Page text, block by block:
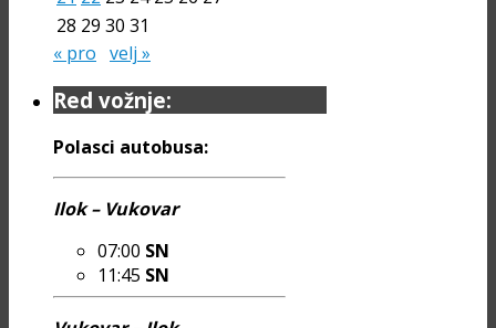
28 29 30 31
« pro velj »
Red vožnje:
Polasci autobusa:
Ilok – Vukovar
07:00 SN
11:45 SN